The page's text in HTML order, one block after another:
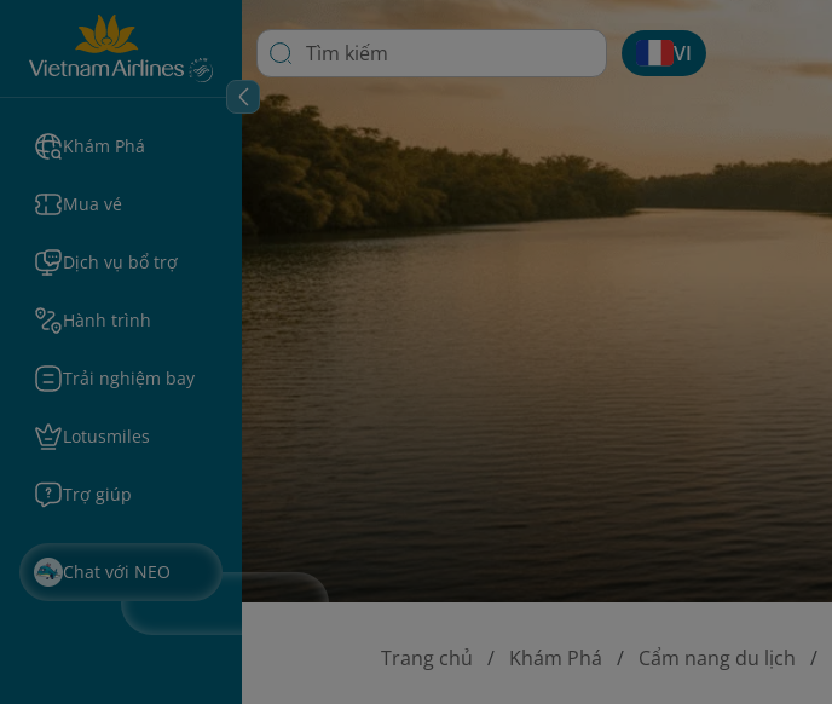
Khám Phá
Mua vé
Dịch vụ bổ trợ
Hành trình
Trải nghiệm bay
Lotusmiles
Trợ giúp
Chat với NEO
VI
Trang chủ Khám Phá Cẩm nang du lịch